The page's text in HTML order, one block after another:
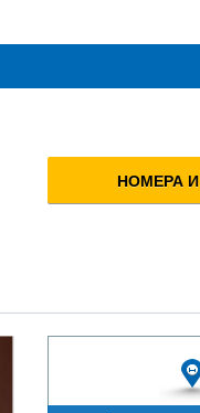
НОМЕРА